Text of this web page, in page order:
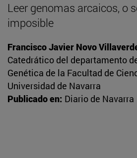
Leer genomas arcaicos, o
imposible
Francisco Javier Novo
Catedrático del departamento
Genética de la Facultad de
Universidad de Navarra
Publicado en: Diario de Navarra